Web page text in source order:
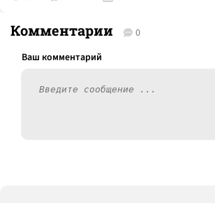
Комментарии 0